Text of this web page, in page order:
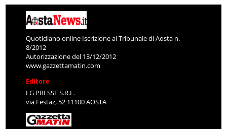
Quotidiano online Iscrizione al Tribunale di Aosta n.
8/2012
Autorizzazione del 13/12/2012
www.gazzettamatin.com
Editore
LG PRESSE S.R.L.
via Festaz, 52 11100 AOSTA